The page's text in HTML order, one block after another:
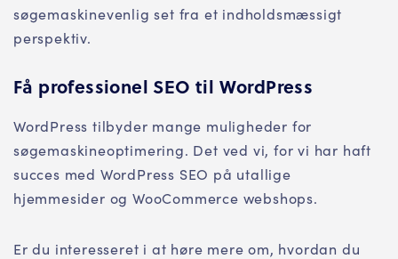
søgemaskinevenlig set fra et indholdsmæssigt
perspektiv.
Få professionel SEO til WordPress
WordPress tilbyder mange muligheder for
søgemaskineoptimering. Det ved vi, for vi har haft
succes med WordPress SEO på utallige
hjemmesider og WooCommerce webshops.
Er du interesseret i at høre mere om, hvordan du